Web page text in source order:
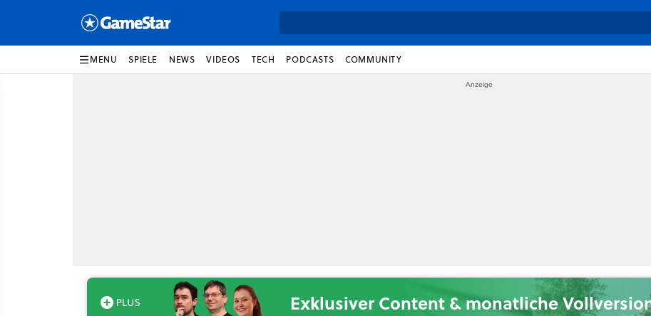
MENU SPIELE NEWS VIDEOS TECH PODCASTS COMMUNITY
Exklusiver Content & monatliche